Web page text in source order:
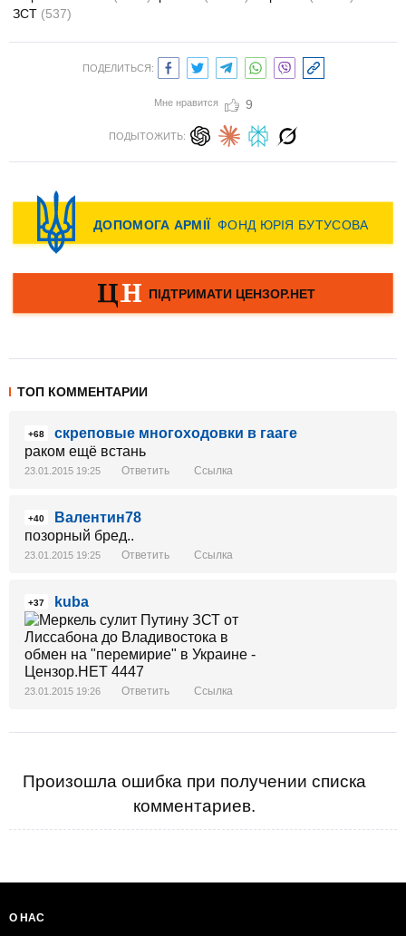
ЗСТ (537)
ПОДЕЛИТЬСЯ:
Мне нравится 9
ПОДЫТОЖИТЬ:
ТОП КОММЕНТАРИИ
+68
скреповые многоходовки в гааге
раком ещё встань
23.01.2015 19:25 Ответить Ссылка
+40
Валентин78
позорный бред..
23.01.2015 19:25 Ответить Ссылка
+37 kuba
23.01.2015 19:26 Ответить Ссылка
Произошла ошибка при получении списка
комментариев.
О НАС